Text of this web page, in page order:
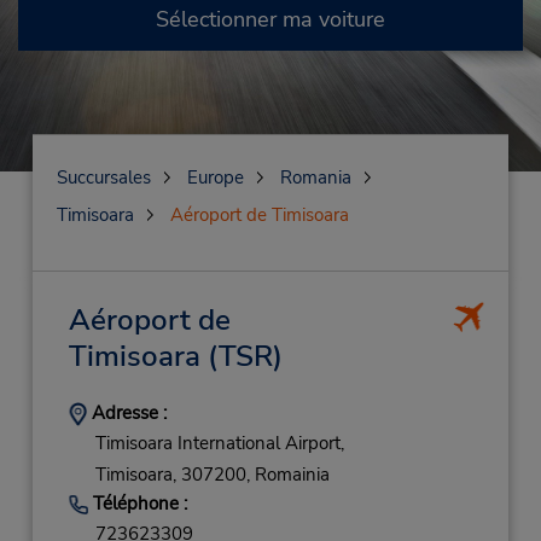
Sélectionner ma voiture
Succursales Europe
Romania
Timisoara
Aéroport de Timisoara
Aéroport de
Timisoara (TSR)
Adresse :
Timisoara International Airport,
Timisoara, 307200, Romainia
Téléphone :
723623309